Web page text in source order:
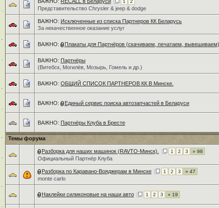
Представительство Chrysler & jeep & dodge
ВАЖНО: Исключенные из списка Партнеров КК Беларусь
За некачественное оказание услуг
ВАЖНО: Плакаты для Партнёров (скачиваем, печатаем, вывешиваем)
ВАЖНО: Партнёры
(Витебск, Могилёв, Мозырь, Гомель и др.)
ВАЖНО: ОБЩИЙ СПИСОК ПАРТНЕРОВ КК В Минске.
ВАЖНО: Единый сервис поиска автозапчастей в Беларуси
ВАЖНО: Партнёры Клуба в Бресте
Темы форума
Разборка для наших машинок (RAVTO-Минск). 1 2 3 » 98
Официальный Партнёр Клуба
Разборка по Каравано-Вояджерам в Минске 1 2 3 » 47
monte carlo
Наклейки силиконовые на наши авто 1 2 3 » 19